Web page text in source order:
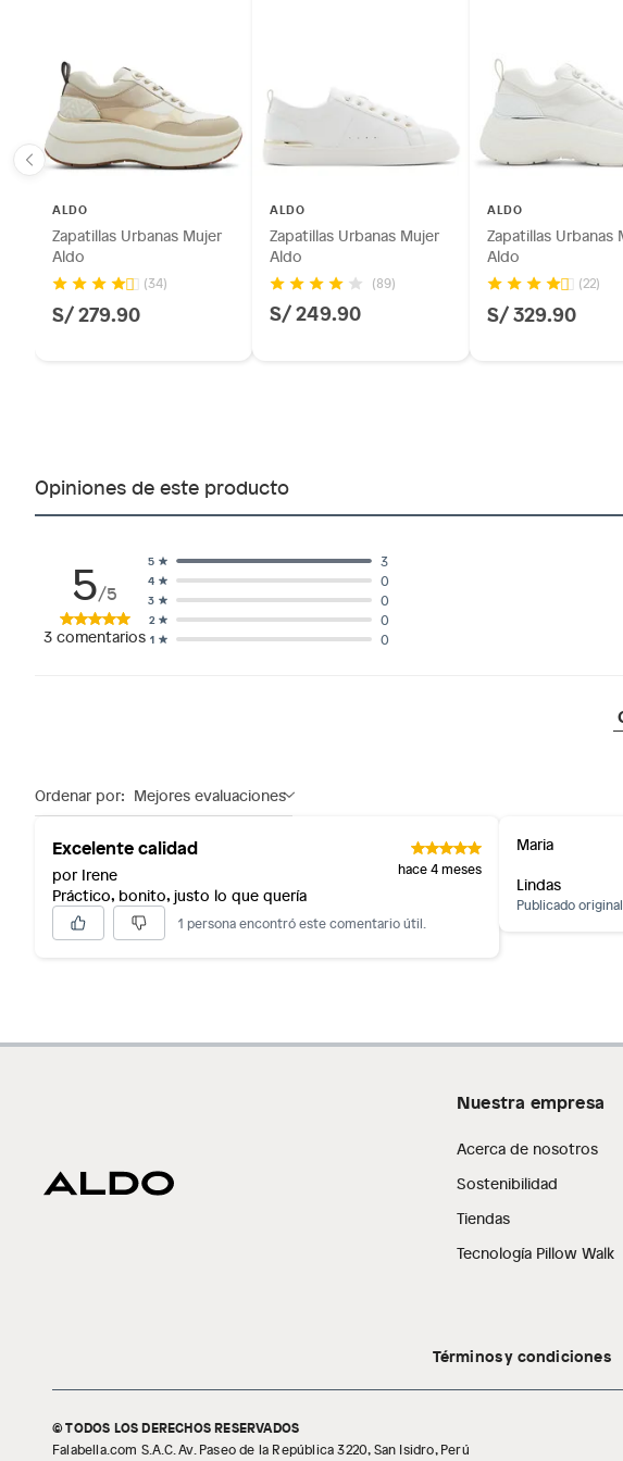
ALDO
Zapatillas Urbanas Mujer
Aldo
(34)
S/ 279.90
ALDO
Zapatillas Urbanas Mujer
Aldo
(89)
S/ 249.90
ALDO
Zapatillas Urbanas
Aldo
(22)
S/ 329.90
Opiniones de este producto
5/5
3 comentarios 1 0
2 0
3 0
4 0
5 3
Ordenar por: Mejores evaluaciones
Excelente calidad
por Irene hace 4 meses
Práctico, bonito, justo lo que quería
1 persona encontró este comentario útil.
Maria
Lindas
Publicado
Nuestra empresa
Acerca de nosotros
Sostenibilidad
Tiendas
Tecnología Pillow Walk
Términos y condiciones
© TODOS LOS DERECHOS RESERVADOS
Falabella.com S.A.C. Av. Paseo de la República 3220, San Isidro, Perú